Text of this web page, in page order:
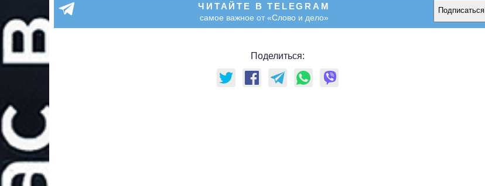
ЧИТАЙТЕ В TELEGRAM
самое важное от «Слово и дело»
Подписаться
Поделиться: